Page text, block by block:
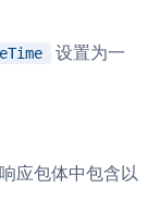
设置为一
应包体中包含以